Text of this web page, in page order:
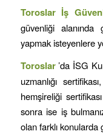
Toroslar İş
güvenliği
yapmak isteyenlere
Toroslar ’da İSG
uzmanlığı
hemşireliği
sonra ise iş
olan farklı